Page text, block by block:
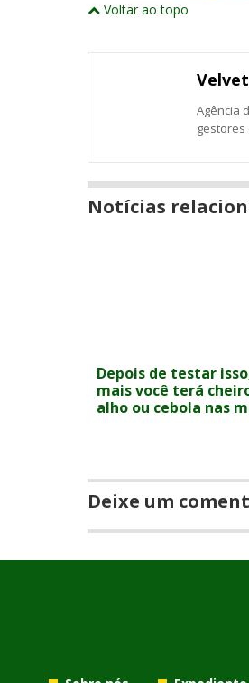
abrirão
este este
Voltar ao topo
Agência
gestores
Notícias
Depois de testar
mais você terá
alho ou cebola nas
Deixe um